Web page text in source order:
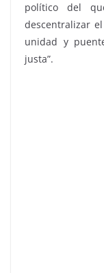
político del
descentralizar
unidad y
justa”.